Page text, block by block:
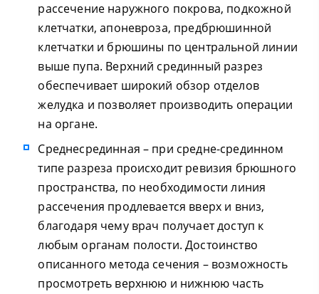
рассечение наружного покрова, подкожной
клетчатки, апоневроза, предбрюшинной
клетчатки и брюшины по центральной линии
выше пупа. Верхний срединный разрез
обеспечивает широкий обзор отделов
желудка и позволяет производить операции
на органе.
Среднесрединная – при средне-срединном
типе разреза происходит ревизия брюшного
пространства, по необходимости линия
рассечения продлевается вверх и вниз,
благодаря чему врач получает доступ к
любым органам полости. Достоинство
описанного метода сечения – возможность
просмотреть верхнюю и нижнюю часть